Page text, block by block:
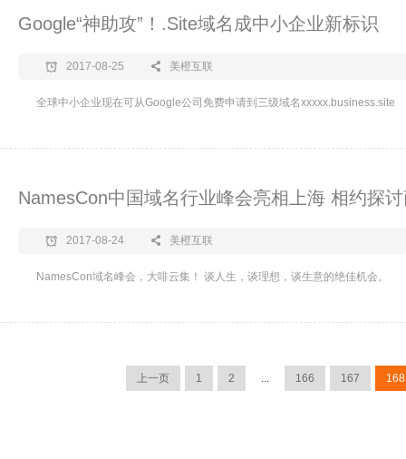
Google“神助攻”！.Site域名成中小企业新标识
2017-08-25 美橙互联
全球中小企业现在可从Google公司免费申请到三级域名xxxxx.business.site
NamesCon中国域名行业峰会亮相上海 相约探
2017-08-24 美橙互联
NamesCon域名峰会，大啡云集！ 谈人生，谈理想，谈生意的绝佳机会。
上一页 1 2 ... 166 167 168